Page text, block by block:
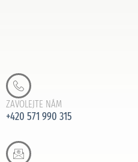
ZAVOLEJTE NÁM
+420 571 990 315